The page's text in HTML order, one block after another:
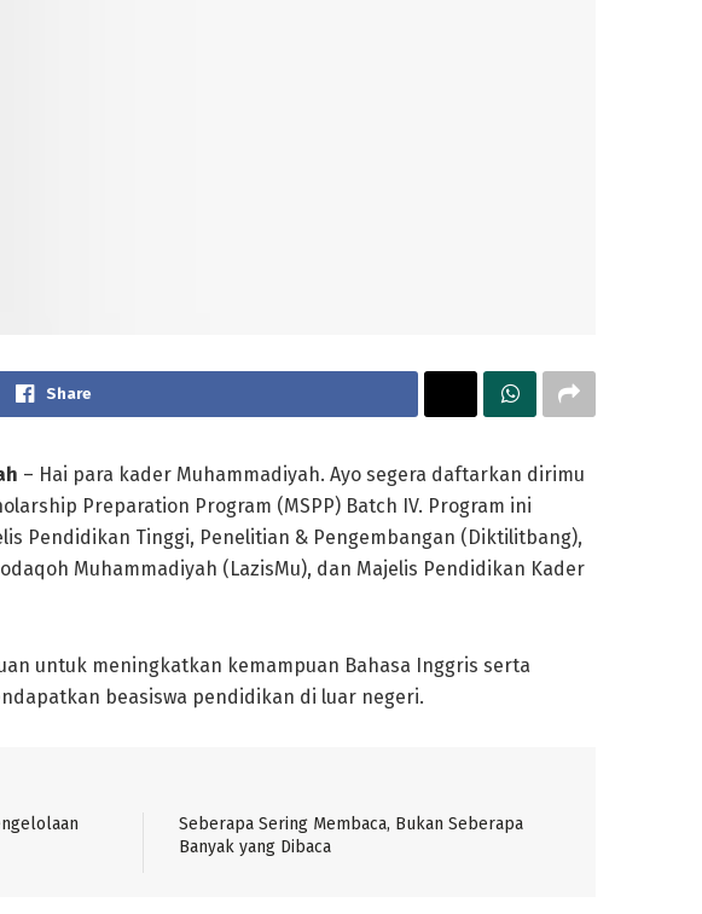
Share
– Hai para kader Muhammadiyah. Ayo segera daftarkan dirimu
Preparation Program (MSPP) Batch IV. Program ini
Pendidikan Tinggi, Penelitian & Pengembangan (Diktilitbang),
Muhammadiyah (LazisMu), dan Majelis Pendidikan Kader
untuk meningkatkan kemampuan Bahasa Inggris serta
beasiswa pendidikan di luar negeri.
Seberapa Sering Membaca, Bukan Seberapa
Banyak yang Dibaca